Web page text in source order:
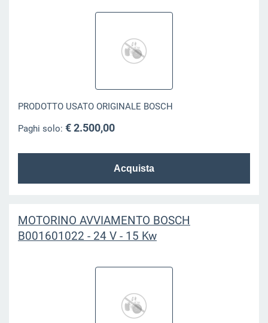
PRODOTTO USATO ORIGINALE BOSCH
Paghi solo: € 2.500,00
MOTORINO AVVIAMENTO BOSCH
B001601022 - 24 V - 15 Kw